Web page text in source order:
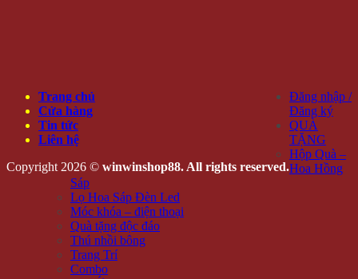
Trang chủ
Cửa hàng
Tin tức
Liên hệ
Copyright 2026 © winwinshop88. All rights reserved.
Đăng nhập /
Đăng ký
QUÀ
TẶNG
Hộp Quà –
Hoa Hồng
Sáp
Lọ Hoa Sáp Đèn Led
Móc khóa – điện thoại
Quà tặng độc đáo
Thú nhồi bông
Trang Trí
Combo